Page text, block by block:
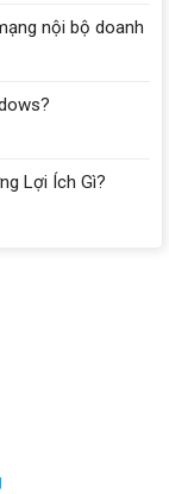
nội bộ doanh
Lợi Ích Gì?